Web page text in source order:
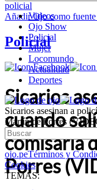
Videos
Ojo Show
Policial
Mujer
Locomundo
Actualidad
Deportes
Sicarios asesinan a
Martín de Porres
ojo.peTérminos y
Cookies
TEMAS:
policial
AñadirOjocomo fuente
Policial
Sicarios
cuando
comisaría
Porres